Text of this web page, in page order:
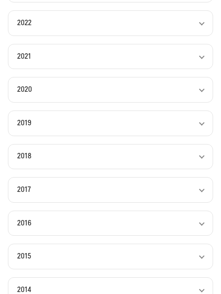
2022
2021
2020
2019
2018
2017
2016
2015
2014